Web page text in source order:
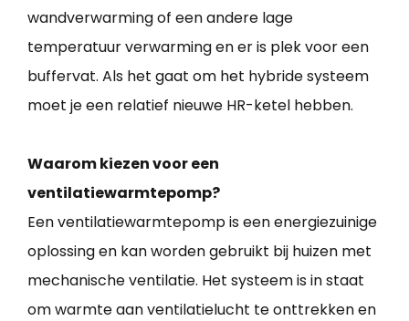
wandverwarming of een andere lage
temperatuur verwarming en er is plek voor een
buffervat. Als het gaat om het hybride systeem
moet je een relatief nieuwe HR-ketel hebben.
Waarom kiezen voor een
ventilatiewarmtepomp?
Een ventilatiewarmtepomp is een energiezuinige
oplossing en kan worden gebruikt bij huizen met
mechanische ventilatie. Het systeem is in staat
om warmte aan ventilatielucht te onttrekken en